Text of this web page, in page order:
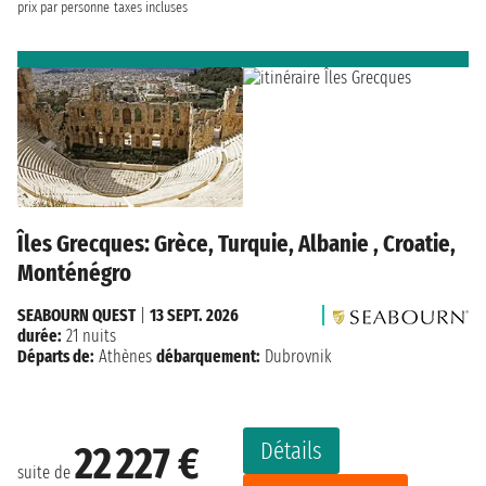
prix par personne taxes incluses
Îles Grecques: Grèce, Turquie, Albanie , Croatie,
Monténégro
suite de 22 227 €
Détails
SEABOURN QUEST| 13 SEPT. 2026
durée: 21 nuits
Départs de: Athènes débarquement: Dubrovnik